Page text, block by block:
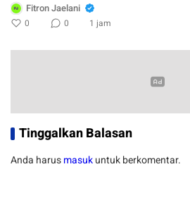
Fitron Jaelani
0 0 1 jam
Tinggalkan Balasan
Anda harusmasukuntuk berkomentar.